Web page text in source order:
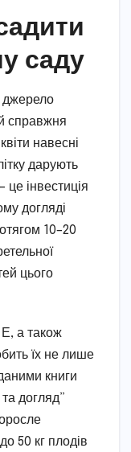
саду
джерело
справжня
навесні
дарують
це інвестиція
догляді
10–20
цього
Е, а також
їх не лише
книги
догляд”
50 кг плодів